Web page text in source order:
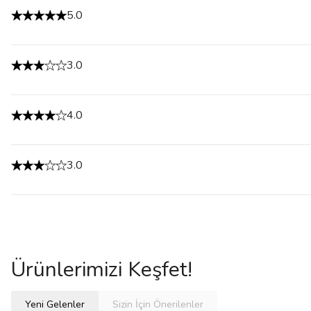
5.0
3.0
4.0
3.0
Ürünlerimizi Keşfet!
Yeni Gelenler Sizin İçin Önerilenler